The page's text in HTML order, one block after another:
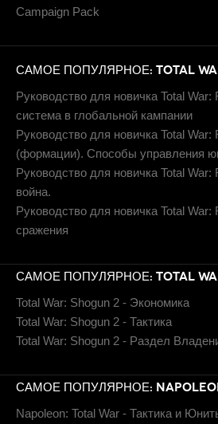
Campaign Pack
САМОЕ ПОПУЛЯРНОЕ: TOTAL
Руководство для новичка Total
система в глобальной кампании
Руководство для новичка Total
(формации). Способы управления
Руководство для новичка Total War:
война.
Руководство для новичка Total
сражения
САМОЕ ПОПУЛЯРНОЕ: TOTAL
Total War: Shogun 2 - Экономика
Total War: Shogun 2 - Тактика
Total War: Shogun 2 - Раздел
САМОЕ ПОПУЛЯРНОЕ:
Napoleon: Total War - Тактика и